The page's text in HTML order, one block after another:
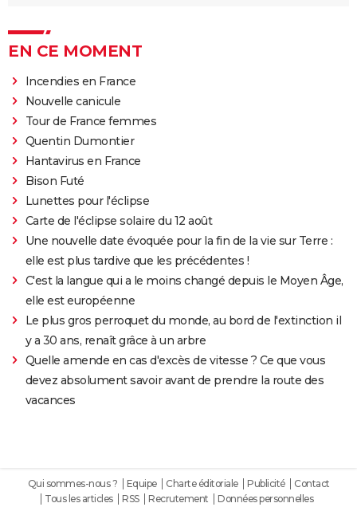
EN CE MOMENT
Incendies en France
Nouvelle canicule
Tour de France femmes
Quentin Dumontier
Hantavirus en France
Bison Futé
Lunettes pour l'éclipse
Carte de l'éclipse solaire du 12 août
Une nouvelle date évoquée pour la fin de la vie sur Terre :
elle est plus tardive que les précédentes !
C'est la langue qui a le moins changé depuis le Moyen Âge,
elle est européenne
Le plus gros perroquet du monde, au bord de l'extinction il
y a 30 ans, renaît grâce à un arbre
Quelle amende en cas d'excès de vitesse ? Ce que vous
devez absolument savoir avant de prendre la route des
vacances
Qui sommes-nous ? Equipe Charte éditoriale Publicité
Contact
Tous les articles
RSS Recrutement
Données personnelles